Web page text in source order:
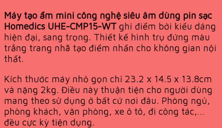
Máy tạo ẩm mini công nghệ siêu âm dùng pin sạc
Homedics UHE-CMP15-WT ghi điểm bởi kiểu dáng
hiện đại, sang trọng. Thiết kế hình trụ đứng màu
trắng trang nhã tạo điểm nhấn cho không gian nội
thất.
Kích thước máy nhỏ gọn chỉ 23.2 x 14.5 x 13.8cm
và nặng 2kg. Điều này thuận tiện cho người dùng
mang theo sử dụng ở bất cứ nơi đâu. Phòng ngủ,
phòng khách, văn phòng, xe ô tô, đi công tác,…
đều cực kỳ tiện dụng.